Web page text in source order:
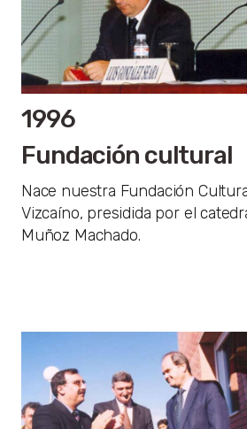
1996
Fundación cultural
Nace nuestra Fundación
Vizcaíno, presidida por el
Muñoz Machado.